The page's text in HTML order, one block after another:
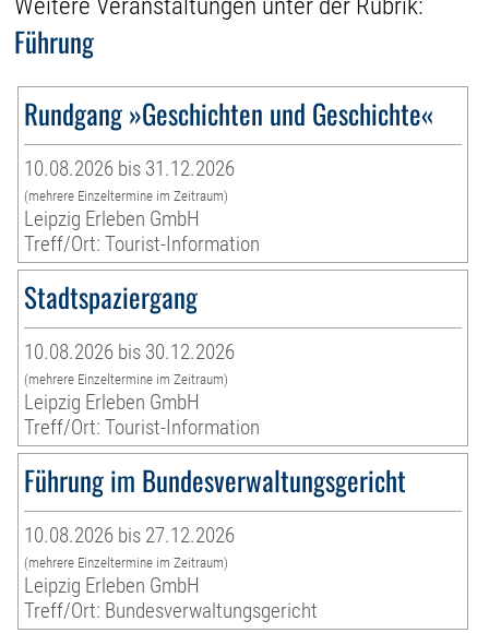
Weitere Veranstaltungen unter der Rubrik:
Führung
Rundgang »Geschichten und Geschichte«
10.08.2026 bis 31.12.2026
(mehrere Einzeltermine im Zeitraum)
Leipzig Erleben GmbH
Treff/Ort: Tourist-Information
Stadtspaziergang
10.08.2026 bis 30.12.2026
(mehrere Einzeltermine im Zeitraum)
Leipzig Erleben GmbH
Treff/Ort: Tourist-Information
Führung im Bundesverwaltungsgericht
10.08.2026 bis 27.12.2026
(mehrere Einzeltermine im Zeitraum)
Leipzig Erleben GmbH
Treff/Ort: Bundesverwaltungsgericht